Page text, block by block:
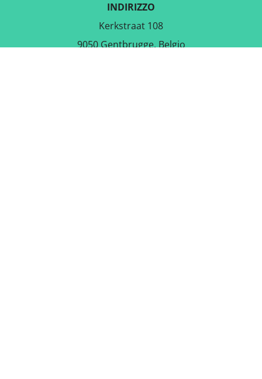
INDIRIZZO
Kerkstraat 108
9050 Gentbrugge, Belgio